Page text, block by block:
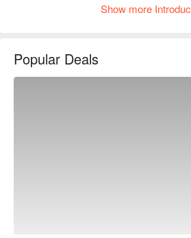
定食、炭烤花魚定食、炸腰內肉排定
Show more
Popular Deals